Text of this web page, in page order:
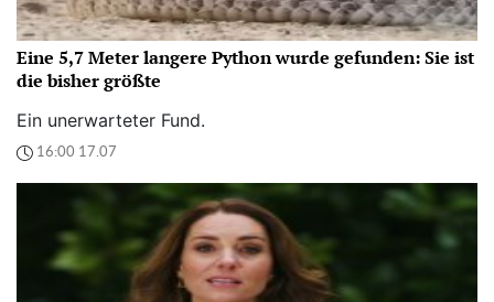
Eine 5,7 Meter langere Python wurde gefunden: Sie ist
die bisher größte
Ein unerwarteter Fund.
16:00 17.07